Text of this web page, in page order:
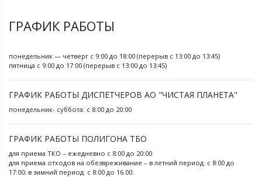
ГРАФИК РАБОТЫ
понедельник — четверг с 9:00 до 18:00 (перерыв с 13:00 до 13:45)
пятница с 9:00 до 17:00 (перерыв с 13:00 до 13:45)
ГРАФИК РАБОТЫ ДИСПЕТЧЕРОВ АО "ЧИСТАЯ ПЛАНЕТА"
понедельник- суббота: с 8:00 до 20:00
ГРАФИК РАБОТЫ ПОЛИГОНА ТБО
для приема ТКО – ежедневно с 8:00 до 20:00
для приема отходов на обезвреживание – в летний период: с 8:00 до
17:00; в зимний период: с 8:00 до 16.00.